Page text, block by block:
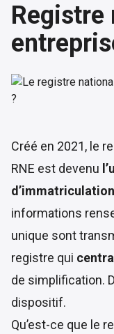
Registre
Créé en 2021, le
RNE est devenu
informations
unique sont
registre qui
de simplification.
dispositif.
Qu’est-ce que le